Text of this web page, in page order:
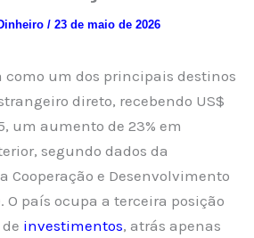
/ 23 de maio de 2026
como um dos principais destinos
direto, recebendo US$
um aumento de 23% em
segundo dados da
Cooperação e Desenvolvimento
O país ocupa a terceira posição
investimentos, atrás apenas